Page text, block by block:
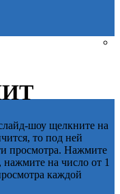
шоу щелкните на
то под ней
просмотра. Нажмите
на число от 1
каждой